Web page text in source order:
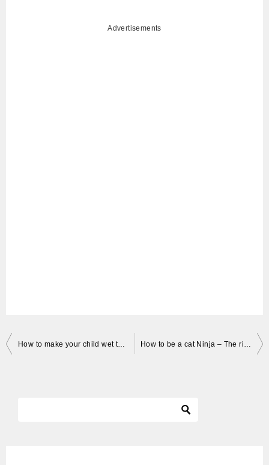
Advertisements
投
How to make your child wet themselves…. How to be a cat Ninja – The right and wrong way